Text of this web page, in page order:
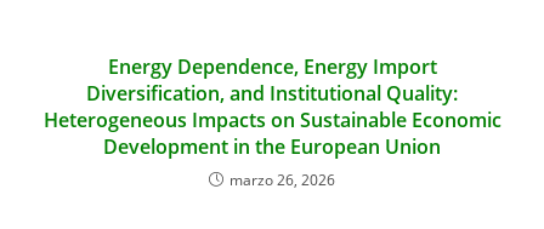
Energy Dependence, Energy Import
Diversification, and Institutional Quality:
Heterogeneous Impacts on Sustainable Economic
Development in the European Union
marzo 26, 2026